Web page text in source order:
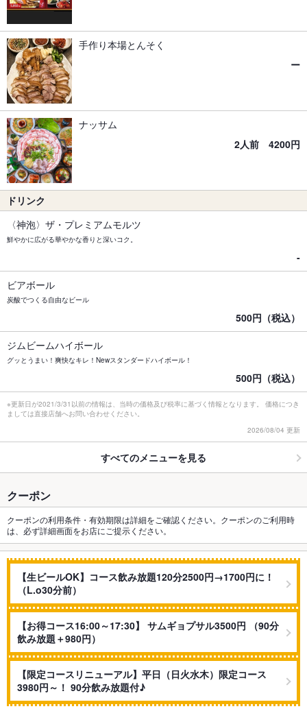
手作り本場とんそく
ー
ナッサム
2人前 4200円
ドリンク
〈神泡〉ザ・プレミアムモルツ
鮮やかに広がる華やかな香りと深いコク。
-
ビアボール
炭酸でつくる自由なビール
500円（税込）
ジムビームハイボール
グッとうまい！爽快なキレ！Newスタンダードハイボール！
500円（税込）
※更新日が2021/3/31以前の情報は、当時の価格及び税率に基づく情報となります。 価格につき
ましては直接店舗へお問い合わせください。
2026/08/04 更新
すべてのメニューを見る
クーポン
クーポンの利用条件・有効期限は詳細をご確認ください。クーポンのご利用時
は、必ず詳細画面をお店にご提示ください。
【生ビールOK】コース飲み放題120分2500円→1700円に！
（L.o30分前）
【お得コース16:00～17:30】 サムギョプサル3500円 （90分
飲み放題＋980円）
【限定コースリニューアル】平日（日火水木）限定コース
3980円～！ 90分飲み放題付♪